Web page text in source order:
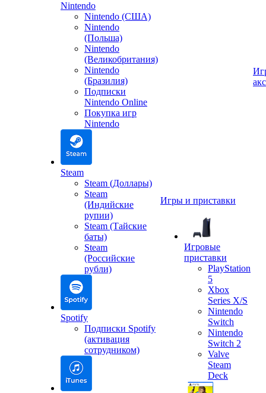
Nintendo
Nintendo (США)
Nintendo
(Польша)
Nintendo
(Великобритания)
Nintendo
(Бразилия)
Подписки
Nintendo Online
Покупка игр
Nintendo
Steam
Steam (Доллары)
Steam
(Индийские
рупии)
Steam (Тайские
баты)
Steam
(Российские
рубли)
Spotify
Подписки Spotify
(активация
сотрудником)
Игры и приставки
Игровые
приставки
PlayStation
5
Xbox
Series X/S
Nintendo
Switch
Nintendo
Switch 2
Valve
Steam
Deck